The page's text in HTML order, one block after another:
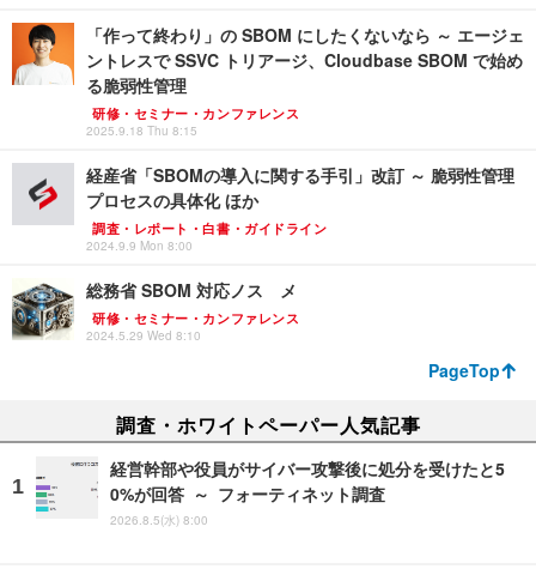
「作って終わり」の SBOM にしたくないなら ～ エージェ
ントレスで SSVC トリアージ、Cloudbase SBOM で始め
る脆弱性管理
研修・セミナー・カンファレンス
2025.9.18 Thu 8:15
経産省「SBOMの導入に関する手引」改訂 ～ 脆弱性管理
プロセスの具体化 ほか
調査・レポート・白書・ガイドライン
2024.9.9 Mon 8:00
総務省 SBOM 対応ノスゝメ
研修・セミナー・カンファレンス
2024.5.29 Wed 8:10
PageTop
調査・ホワイトペーパー人気記事
経営幹部や役員がサイバー攻撃後に処分を受けたと5
0%が回答 ～ フォーティネット調査
2026.8.5(水) 8:00